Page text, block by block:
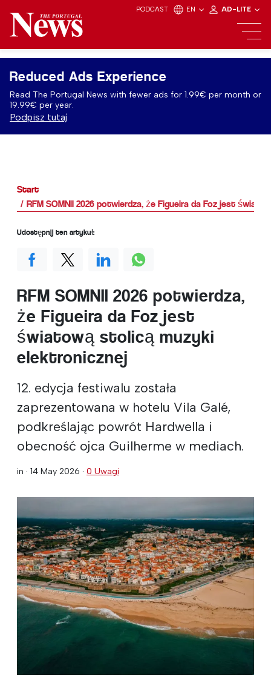
PODCAST EN AD-LITE
Reduced Ads Experience
Read The Portugal News with fewer ads for 1.99€ per month or
19.99€ per year.
Podpisz tutaj
Start
RFM SOMNII 2026 potwierdza, że Figueira da Foz jest
RFM SOMNII 2026 potwierdza,
że Figueira da Foz jest
światową stolicą muzyki
elektronicznej
12. edycja festiwalu została
zaprezentowana w hotelu Vila Galé,
podkreślając powrót Hardwella i
obecność ojca Guilherme w mediach.
in · 14 May 2026 · 0 Uwagi
Udostępnij ten artykuł: